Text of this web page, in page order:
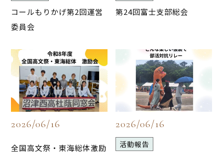
コールもりかげ第2回運営
委員会
第24回富士支部総会
2026/06/16
全国高文祭・東海総体激励
2026/06/16
活動報告